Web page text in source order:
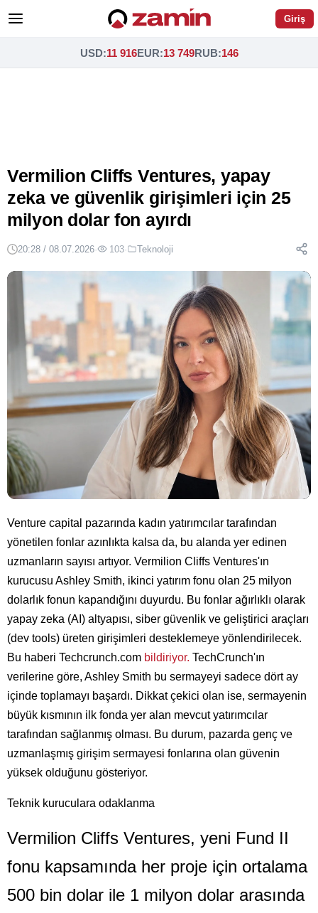
Giriş
USD:11 916EUR:13 749RUB:146
Vermilion Cliffs Ventures, yapay
zeka ve güvenlik girişimleri için 25
milyon dolar fon ayırdı
20:28 / 08.07.2026· 103· Teknoloji
Venture capital pazarında kadın yatırımcılar tarafından
yönetilen fonlar azınlıkta kalsa da, bu alanda yer edinen
uzmanların sayısı artıyor. Vermilion Cliffs Ventures'ın
kurucusu Ashley Smith, ikinci yatırım fonu olan 25 milyon
dolarlık fonun kapandığını duyurdu. Bu fonlar ağırlıklı olarak
yapay zeka (AI) altyapısı, siber güvenlik ve geliştirici araçları
(dev tools) üreten girişimleri desteklemeye yönlendirilecek.
Bu haberi Techcrunch.com bildiriyor. TechCrunch'ın
verilerine göre, Ashley Smith bu sermayeyi sadece dört ay
içinde toplamayı başardı. Dikkat çekici olan ise, sermayenin
büyük kısmının ilk fonda yer alan mevcut yatırımcılar
tarafından sağlanmış olması. Bu durum, pazarda genç ve
uzmanlaşmış girişim sermayesi fonlarına olan güvenin
yüksek olduğunu gösteriyor.
Teknik kuruculara odaklanma
Vermilion Cliffs Ventures, yeni Fund II
fonu kapsamında her proje için ortalama
500 bin dolar ile 1 milyon dolar arasında